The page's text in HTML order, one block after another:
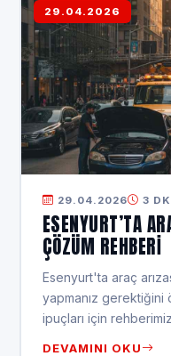
29.04.2026
29.04.2026 3 DK
ESENYURT’TA
ÇÖZÜM REHBERI
Esenyurt'ta araç
yapmanız gerektiğini
ipuçları için
DEVAMINI OKU